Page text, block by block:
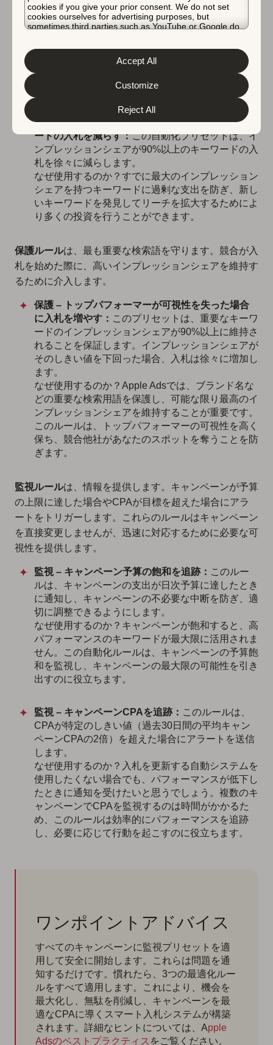
cookies if you give your prior consent. We do not set
cookies ourselves for advertising purposes, but
sometimes third parties such as YouTube or Google do.
about the protection of your personal data and the
different cookies we use, please read our
&
. You can customize your cookie settings
and preferences by clicking the “Customize” button.
Reject All
Customize
Accept All
やす： このルールは、低CPAでコスト効率の高い
キーワードの入札を10%増やし、可視性（インプレ
ードの入札を増やします。
なぜ使用するのか？この自動化ルールは、キャンペ
ーンを拡大するのに役立つ高機会のキーワードの入
札を増やすことで、収益性を最適化します。
最適化 – 飽和したインプレッションシェアキーワ
ードの入札を減らす：この自動化プリセットは、イ
ンプレッションシェアが90%以上のキーワードの入
札を徐々に減らします。
なぜ使用するのか？すでに最大のインプレッション
シェアを持つキーワードに過剰な支出を防ぎ、新し
いキーワードを発見してリーチを拡大するためによ
り多くの投資を行うことができます。
保護ルールは、最も重要な検索語を守ります。競合が入
札を始めた際に、高いインプレッションシェアを維持す
るために介入します。
保護 – トップパフォーマーが可視性を失った場合
に入札を増やす： このプリセットは、重要なキーワ
ードのインプレッションシェアが90%以上に維持さ
れることを保証します。インプレッションシェアが
そのしきい値を下回った場合、入札は徐々に増加し
ます。
なぜ使用するのか？Apple Adsでは、ブランド名な
どの重要な検索用語を保護し、可能な限り最高のイ
ンプレッションシェアを維持することが重要です。
このルールは、トップパフォーマーの可視性を高く
保ち、競合他社があなたのスポットを奪うことを防
ぎます。
監視ルールは、情報を提供します。キャンペーンが予算
の上限に達した場合やCPAが目標を超えた場合にアラ
ートをトリガーします。これらのルールはキャンペーン
を直接変更しませんが、迅速に対応するために必要な可
視性を提供します。
監視 – キャンペーン予算の飽和を追跡： このルー
ルは、キャンペーンの支出が日次予算に達したとき
に通知し、キャンペーンの不必要な中断を防ぎ、適
切に調整できるようにします。
なぜ使用するのか？キャンペーンが飽和すると、高
パフォーマンスのキーワードが最大限に活用されま
せん。この自動化ルールは、キャンペーンの予算飽
和を監視し、キャンペーンの最大限の可能性を引き
出すのに役立ちます。
監視 – キャンペーンCPAを追跡： このルールは、
CPAが特定のしきい値（過去30日間の平均キャン
ペーンCPAの2倍）を超えた場合にアラートを送信
します。
なぜ使用するのか？入札を更新する自動システムを
使用したくない場合でも、パフォーマンスが低下し
たときに通知を受けたいと思うでしょう。複数のキ
ャンペーンでCPAを監視するのは時間がかかるた
め、このルールは効率的にパフォーマンスを追跡
し、必要に応じて行動を起こすのに役立ちます。
ワンポイントアドバイス
すべてのキャンペーンに監視プリセットを適
用して安全に開始します。これらは問題を通
知するだけです。慣れたら、3つの最適化ルー
ルをすべて適用します。これにより、機会を
最大化し、無駄を削減し、キャンペーンを最
適なCPAに導くスマート入札システムが構築
されます。詳細なヒントについては、Apple
Adsのベストプラクティス をご覧ください。